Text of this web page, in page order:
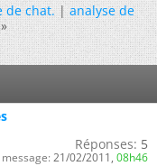
de chat.|analyse de
»
Réponses: 5
21/02/2011, 08h46